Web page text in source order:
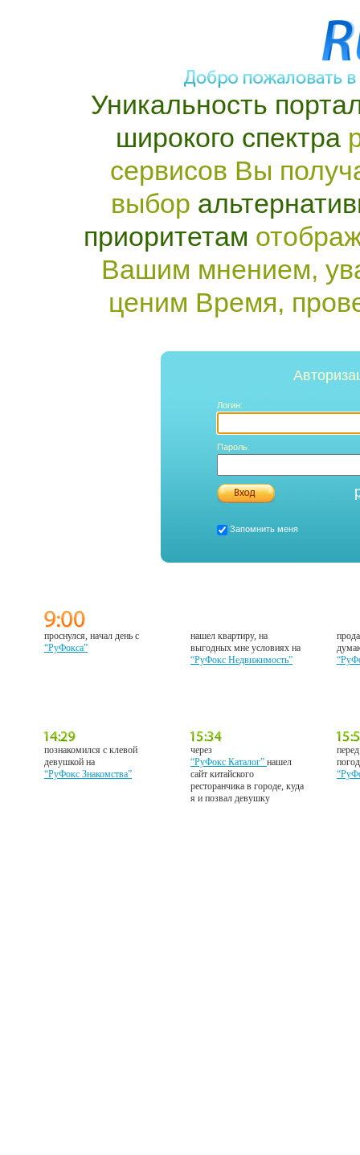
Уникальность
широкого спектра
сервисов Вы
выбор
приоритетам
Вашим мнением,
ценим Время,
Логин:
Пароль:
Запомнить меня
проснулся, начал день с
“РуФокса”
нашел квартиру, на
выгодных мне условиях на
“РуФокс Недвижимость”
познакомился с клевой
девушкой на
“РуФокс Знакомства”
через
“РуФокс Каталог”нашел
сайт китайского
ресторанчика в городе, куда
я и позвал девушку